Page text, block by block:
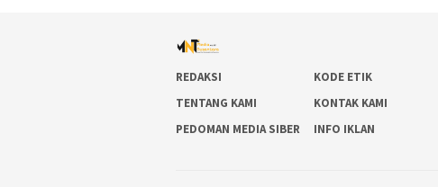
REDAKSI KODE ETIK
TENTANG KAMI
KONTAK KAMI
PEDOMAN MEDIA SIBER
INFO IKLAN